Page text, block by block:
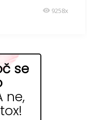
9258x
se
ne,